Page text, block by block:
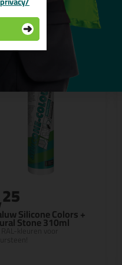
Silicone Colors +
Stone 310ml
kleuren voor
25